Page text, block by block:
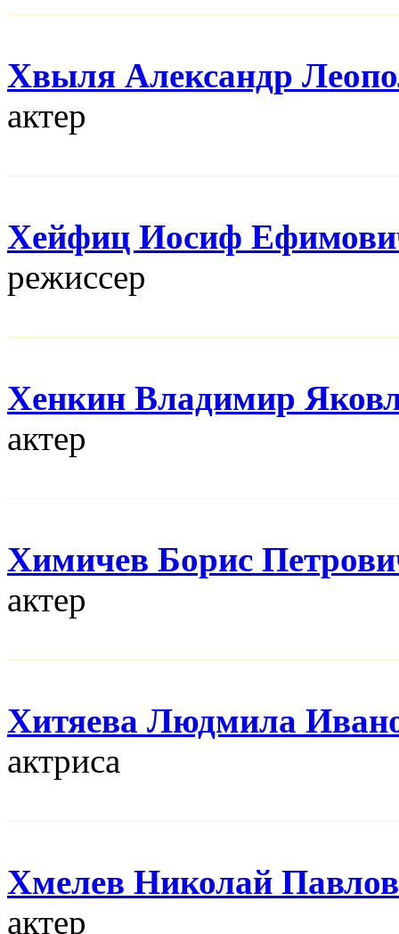
Хвыля Александр
актер
Хейфиц Иосиф
режисcер
Хенкин Владимир
актер
Химичев Борис
актер
Хитяева Людмила
актриса
Хмелев Николай
актер